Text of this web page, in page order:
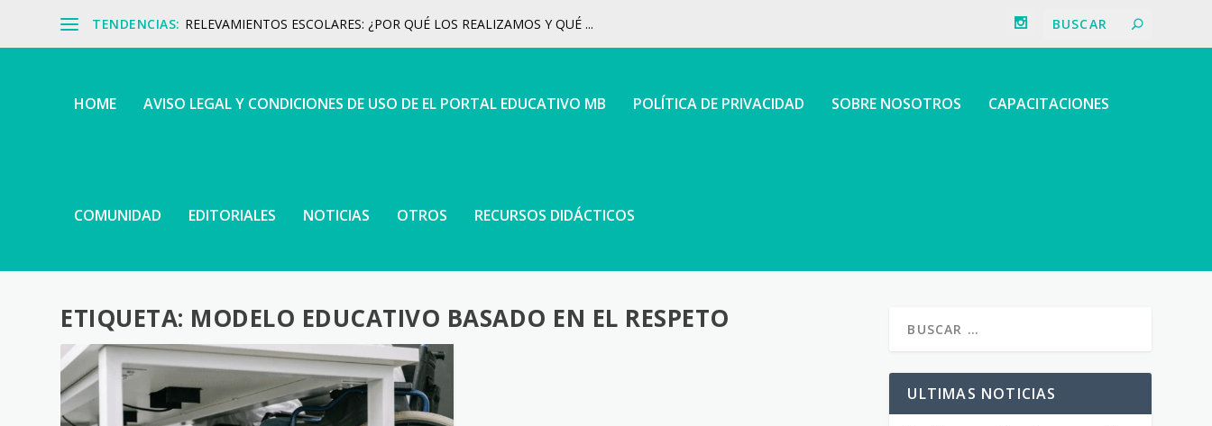
TENDENCIAS: RELEVAMIENTOS ESCOLARES: ¿POR QUÉ LOS REALIZAMOS Y QUÉ ...
HOME AVISO LEGAL Y CONDICIONES DE USO DE EL PORTAL EDUCATIVO MB POLÍTICA DE PRIVACIDAD SOBRE NOSOTROS CAPACITACIONES
COMUNIDAD EDITORIALES NOTICIAS OTROS RECURSOS DIDÁCTICOS
ETIQUETA: MODELO EDUCATIVO BASADO EN EL RESPETO
ULTIMAS NOTICIAS